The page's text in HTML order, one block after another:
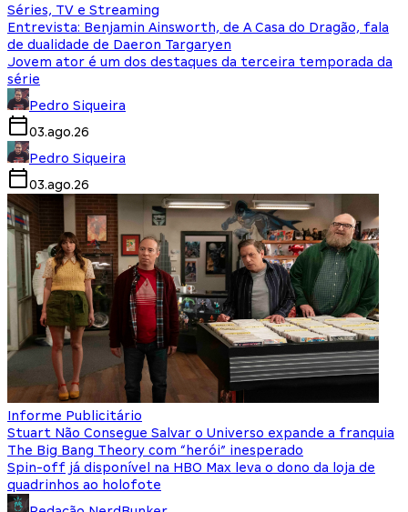
Séries, TV e Streaming
Entrevista: Benjamin Ainsworth, de A Casa do Dragão, fala
de dualidade de Daeron Targaryen
Jovem ator é um dos destaques da terceira temporada da
série
Pedro Siqueira
03.ago.26
Pedro Siqueira
03.ago.26
Informe Publicitário
Stuart Não Consegue Salvar o Universo expande a franquia
The Big Bang Theory com “herói” inesperado
Spin-off já disponível na HBO Max leva o dono da loja de
quadrinhos ao holofote